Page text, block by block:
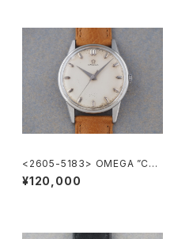
<2605-5183> OMEGA ”Cal.
285"
¥120,000